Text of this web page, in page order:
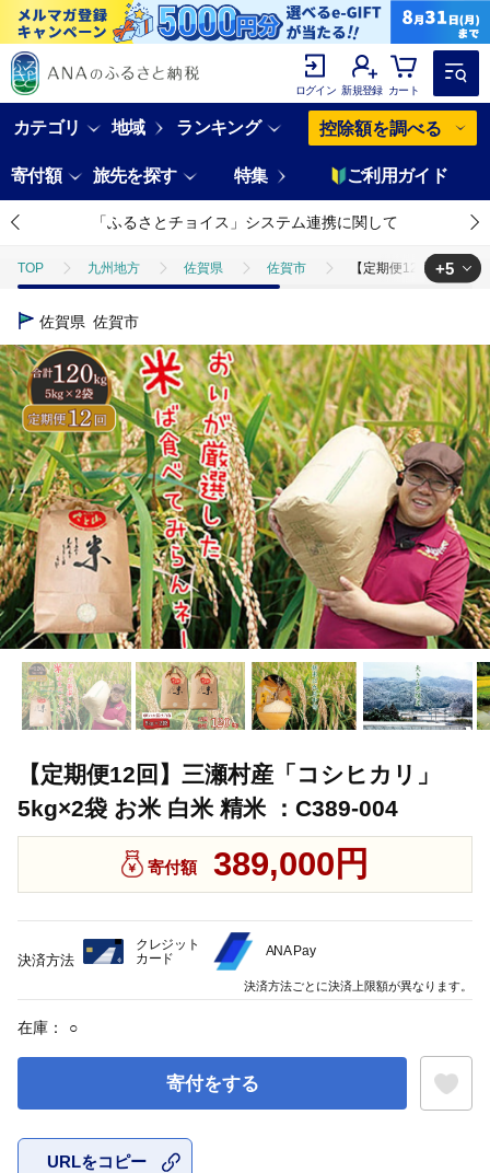
ログイン 新規登録 カート
カテゴリ 地域 ランキング 控除額を調べる
寄付額 旅先を探す 特集 ご利用ガイド
「ふるさとチョイス」システム連携に関して
TOP 九州地方 佐賀県 佐賀市 【定期便12回】三瀬
TOP
TOP 米・穀物 米 【定期便12回】三瀬村産「コシヒカリ」
TOP 米・穀物 米 精米 【定期便12回】三瀬村産「
TOP 米・穀物 米 コシヒカリ 【定期便12回】三瀬
TOP 定期便 【定期便12回】三瀬村産「コシヒカリ」5kg×2袋 お
+5
佐賀県 佐賀市
【定期便12回】三瀬村産「コシヒカリ」
5kg×2袋 お米 白米 精米 ：C389-004
寄付額 389,000円
在庫： ○
寄付をする
URLをコピー
決済方法
クレジット
カード
ANA Pay
決済方法ごとに決済上限額が異なります。